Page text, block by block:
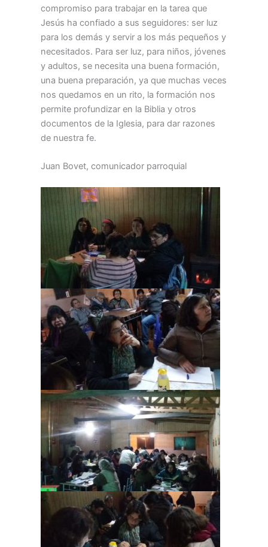
compromiso para trabajar en la tarea que
Jesús ha confiado a sus seguidores: ser luz
para los demás y servir a los más pequeños y
necesitados. Para ser luz, para niños, jóvenes
y adultos, se necesita una buena formación,
una buena preparación, ya que muchas veces
nos quedamos en un rito, la formación nos
permite profundizar en la Biblia y otros
documentos de la Iglesia, para dar razones
de nuestra fe.
Juan Bovet, comunicador parroquial